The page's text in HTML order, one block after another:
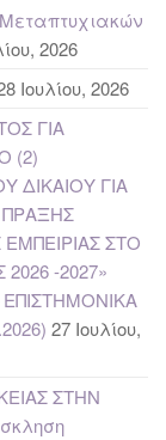
2026
Ιουλίου, 2026
ΓΙΑ
(2)
ΔΙΚΑΙΟΥ ΓΙΑ
ΣΤΟ
-2027»
ΕΠΙΣΤΗΜΟΝΙΚΑ
27 Ιουλίου,
ΣΤΗΝ